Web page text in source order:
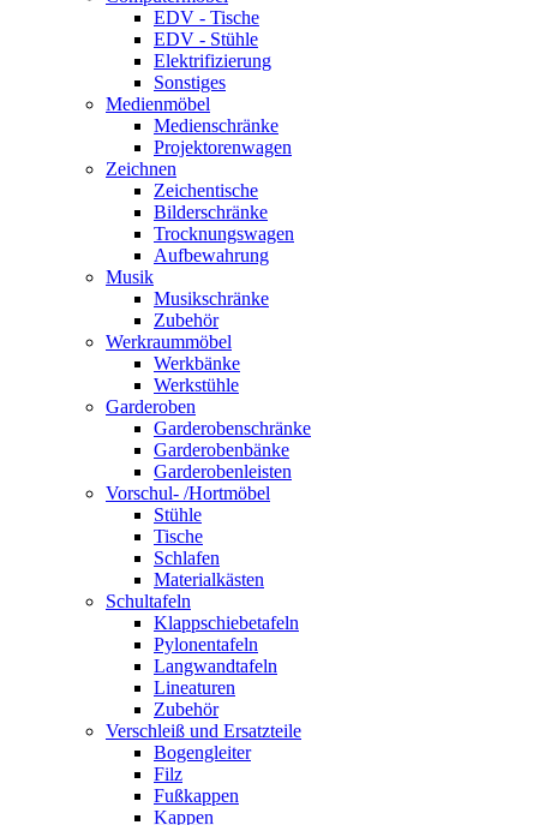
EDV - Tische
EDV - Stühle
Elektrifizierung
Sonstiges
Medienmöbel
Medienschränke
Projektorenwagen
Zeichnen
Zeichentische
Bilderschränke
Trocknungswagen
Aufbewahrung
Musik
Musikschränke
Zubehör
Werkraummöbel
Werkbänke
Werkstühle
Garderoben
Garderobenschränke
Garderobenbänke
Garderobenleisten
Vorschul- /Hortmöbel
Stühle
Tische
Schlafen
Materialkästen
Schultafeln
Klappschiebetafeln
Pylonentafeln
Langwandtafeln
Lineaturen
Zubehör
Verschleiß und Ersatzteile
Bogengleiter
Filz
Fußkappen
Kappen